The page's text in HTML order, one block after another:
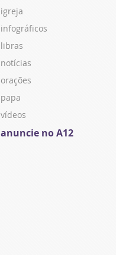
igreja
infográficos
libras
notícias
orações
papa
vídeos
anuncie no A12